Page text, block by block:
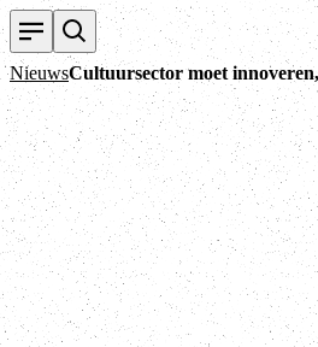
NieuwsCultuursector moet